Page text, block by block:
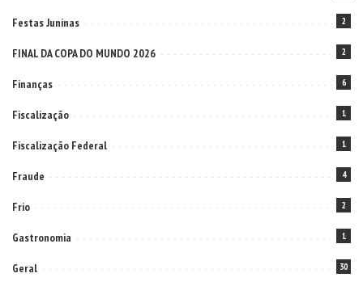
Festas Juninas 2
FINAL DA COPA DO MUNDO 2026 2
Finanças 6
Fiscalização 1
Fiscalização Federal 1
Fraude 4
Frio 2
Gastronomia 1
Geral 30